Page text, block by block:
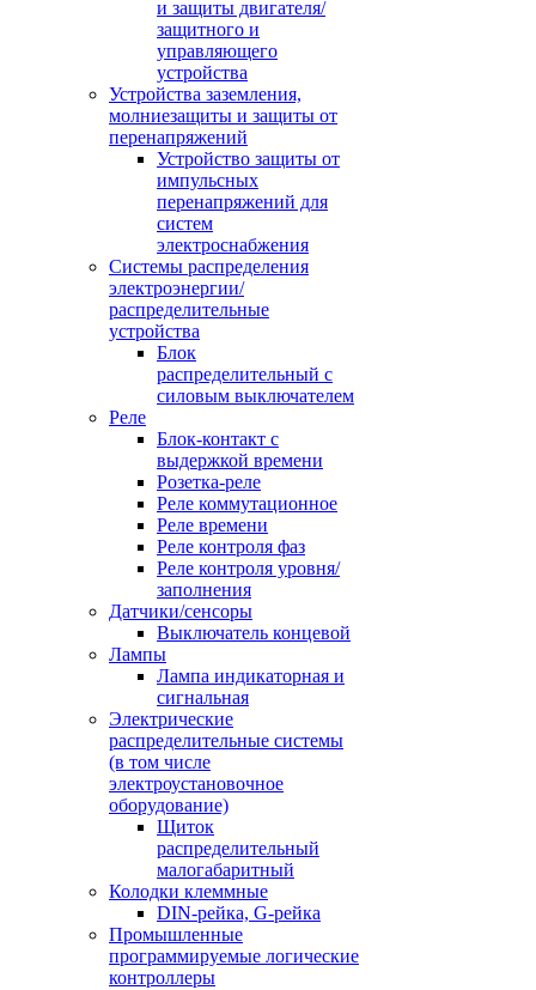
и защиты двигателя/
защитного и
управляющего
устройства
Устройства заземления,
молниезащиты и защиты от
перенапряжений
Устройство защиты от
импульсных
перенапряжений для
систем
электроснабжения
Системы распределения
электроэнергии/
распределительные
устройства
Блок
распределительный с
силовым выключателем
Реле
Блок-контакт с
выдержкой времени
Розетка-реле
Реле коммутационное
Реле времени
Реле контроля фаз
Реле контроля уровня/
заполнения
Датчики/сенсоры
Выключатель концевой
Лампы
Лампа индикаторная и
сигнальная
Электрические
распределительные системы
(в том числе
электроустановочное
оборудование)
Щиток
распределительный
малогабаритный
Колодки клеммные
DIN-рейка, G-рейка
Промышленные
программируемые логические
контроллеры